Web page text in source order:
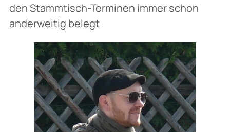
den Stammtisch-Terminen immer schon
anderweitig belegt